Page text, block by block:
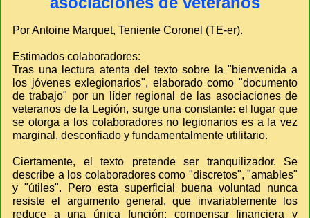
Por Antoine Marquet, Teniente Coronel (TE-er).
Estimados colaboradores:
Tras una lectura atenta del texto sobre la "bienvenida a
los jóvenes exlegionarios", elaborado como "documento
de trabajo" por un líder regional de las asociaciones de
veteranos de la Legión, surge una constante: el lugar que
se otorga a los colaboradores no legionarios es a la vez
marginal, desconfiado y fundamentalmente utilitario.
Ciertamente, el texto pretende ser tranquilizador. Se
describe a los colaboradores como "discretos", "amables"
y "útiles". Pero esta superficial buena voluntad nunca
resiste el argumento general, que invariablemente los
reduce a una única función: compensar financiera y